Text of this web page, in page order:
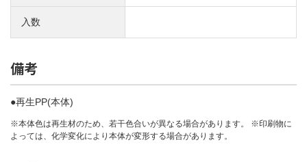
入数
備考
●再生PP(本体)
※本体色は再生材のため、若干色合いが異なる場合があります。 ※印刷物に
よっては、化学変化により本体が変形する場合があります。